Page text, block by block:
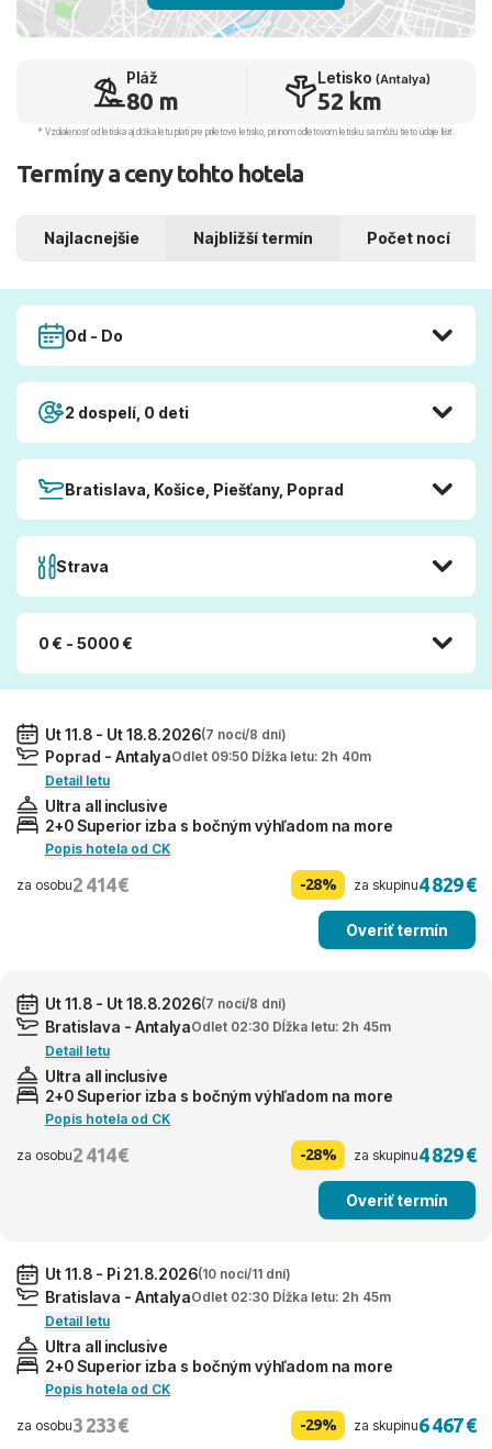
Pláž
80 m
Letisko (Antalya)
52 km
* Vzdialenosť od letiska aj dľžka letu platí pre príletové letisko, pri inom odletovom letisku sa môžu tieto údaje líšiť.
Termíny a ceny tohto hotela
Najlacnejšie Najbližší termín Počet nocí
Od - Do
2 dospelí, 0 deti
Bratislava, Košice, Piešťany, Poprad
Strava
0 € - 5000 €
Ut 11.8 - Ut 18.8.2026(7 nocí/8 dní)
Poprad - AntalyaOdlet 09:50 Dĺžka letu: 2h 40m
Detail letu
Ultra all inclusive
2+0 Superior izba s bočným výhľadom na more
Popis hotela od CK
za osobu2 414 € -28% za skupinu4 829 €
Overiť termín
Ut 11.8 - Ut 18.8.2026(7 nocí/8 dní)
Bratislava - AntalyaOdlet 02:30 Dĺžka letu: 2h 45m
Detail letu
Ultra all inclusive
2+0 Superior izba s bočným výhľadom na more
Popis hotela od CK
za osobu2 414 € -28% za skupinu4 829 €
Overiť termín
Ut 11.8 - Pi 21.8.2026(10 nocí/11 dní)
Bratislava - AntalyaOdlet 02:30 Dĺžka letu: 2h 45m
Detail letu
Ultra all inclusive
2+0 Superior izba s bočným výhľadom na more
Popis hotela od CK
za osobu3 233 € -29% za skupinu6 467 €